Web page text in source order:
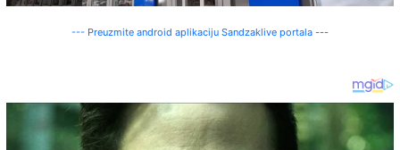
--- Preuzmite android aplikaciju Sandzaklive portala ---